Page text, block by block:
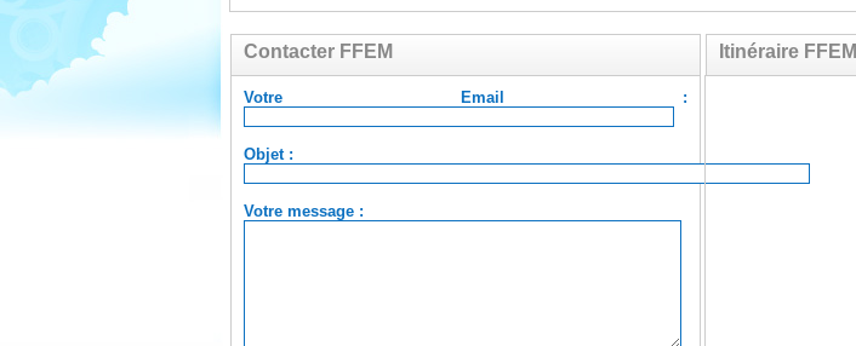
Contacter FFEM
Votre Email :
Objet :
Votre message :
Itinéraire FFEM